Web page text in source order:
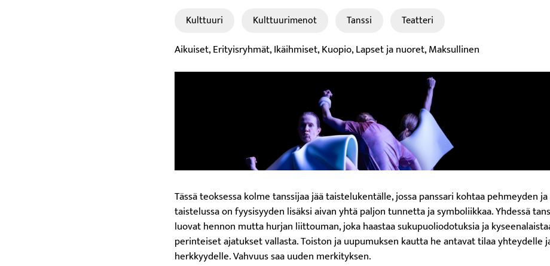
Kulttuuri Kulttuurimenot Tanssi Teatteri
Aikuiset, Erityisryhmät, Ikäihmiset, Kuopio, Lapset ja nuoret, Maksullinen
Tässä teoksessa kolme tanssijaa jää taistelukentälle, jossa panssari kohtaa pehmeyden ja
taistelussa on fyysisyyden lisäksi aivan yhtä paljon tunnetta ja symboliikkaa. Yhdessä
luovat hennon mutta hurjan liittouman, joka haastaa sukupuoliodotuksia ja
perinteiset ajatukset vallasta. Toiston ja uupumuksen kautta he antavat tilaa yhteydelle
herkkyydelle. Vahvuus saa uuden merkityksen.